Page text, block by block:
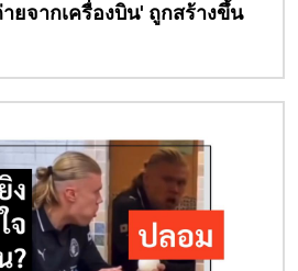
ยจากเครื่องบิน' ถูกสร้างขึ้น